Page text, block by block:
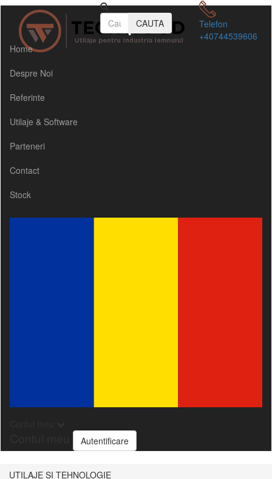
CAUTA
Telefon
+40744539606
Home
Despre Noi
Referinte
Utilaje & Software
Parteneri
Contact
Stock
Autentificare
UTILAJE ȘI TEHNOLOGIE